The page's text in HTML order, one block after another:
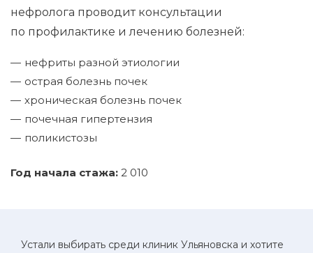
нефролога проводит консультации
по профилактике и лечению болезней:
нефриты разной этиологии
острая болезнь почек
хроническая болезнь почек
почечная гипертензия
поликистозы
Год начала стажа: 2 010
Устали выбирать среди клиник Ульяновска и хотите